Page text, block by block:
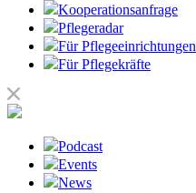
Kooperationsanfrage
Pflegeradar
Für Pflegeeinrichtungen
Für Pflegekräfte
Podcast
Events
News